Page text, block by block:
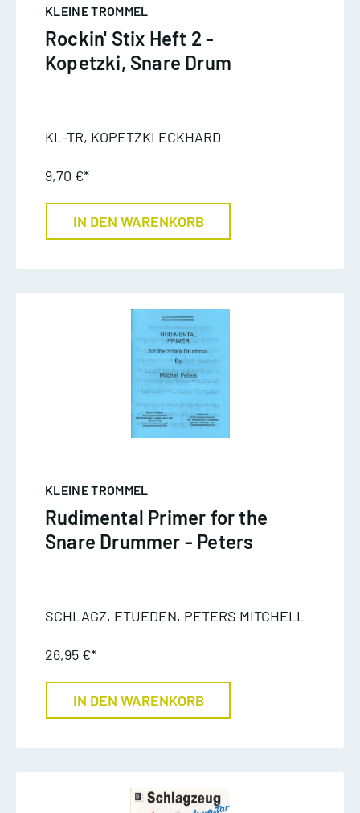
KLEINE TROMMEL
Rockin' Stix Heft 2 -
Kopetzki, Snare Drum
KL-TR, KOPETZKI ECKHARD
9,70 €*
IN DEN WARENKORB
KLEINE TROMMEL
Rudimental Primer for the
Snare Drummer - Peters
SCHLAGZ, ETUEDEN, PETERS MITCHELL
26,95 €*
IN DEN WARENKORB